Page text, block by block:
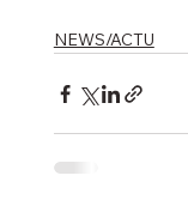
NEWS/ACTU